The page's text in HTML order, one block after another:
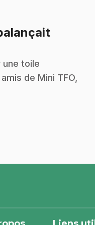
.
une toile
de Mini TFO,